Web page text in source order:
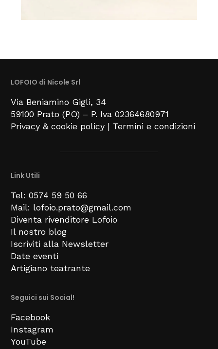
LOFOIO di Nicole Srl
Via Beniamino Gigli, 34
59100 Prato (PO) – P. Iva 02364680971
Privacy & cookie policy | Termini e condizioni
Link Utili
Tel: 0574 59 50 66
Mail: lofoio.prato@gmail.com
Diventa rivenditore Lofoio
Il nostro blog
Iscriviti alla Newsletter
Date eventi
Artigiano teatrante
Seguici sui Social!
Facebook
Instagram
YouTube